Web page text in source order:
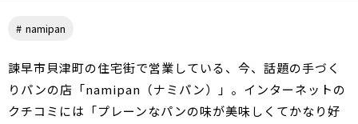
namipan
諫早市貝津町の住宅街で営業している、今、話題の手づく
りパンの店「namipan（ナミパン）」。インターネットの
クチコミには「プレーンなパンの味が美味しくてかなり好